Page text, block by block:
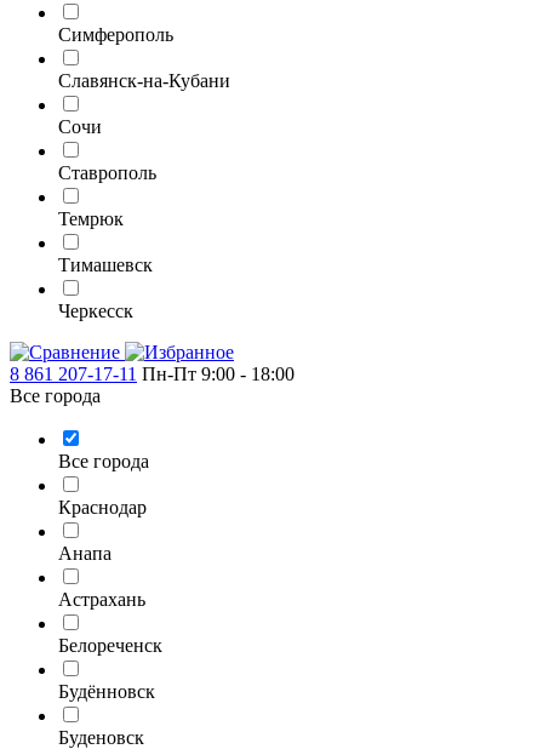
Симферополь
Славянск-на-Кубани
Сочи
Ставрополь
Темрюк
Тимашевск
Черкесск
8 861 207-17-11 Пн-Пт 9:00 - 18:00
Все города
Все города
Краснодар
Анапа
Астрахань
Белореченск
Будённовск
Буденовск